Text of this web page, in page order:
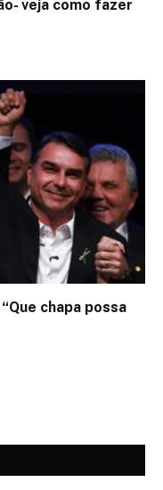
veja como fazer
chapa possa